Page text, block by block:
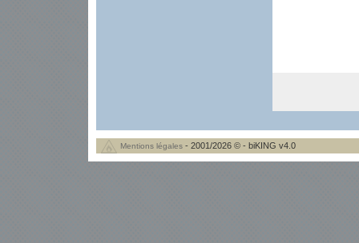
Mentions légales - 2001/2026 © - biKING v4.0